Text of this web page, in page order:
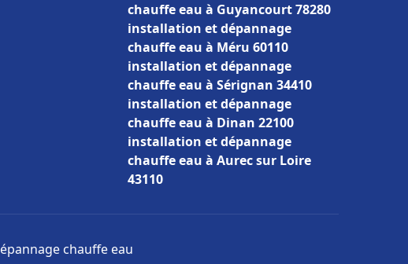
chauffe eau à Guyancourt 78280
installation et dépannage
chauffe eau à Méru 60110
installation et dépannage
chauffe eau à Sérignan 34410
installation et dépannage
chauffe eau à Dinan 22100
installation et dépannage
chauffe eau à Aurec sur Loire
43110
chauffe eau